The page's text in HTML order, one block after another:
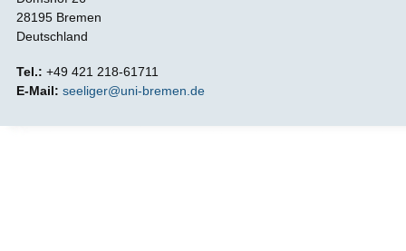
28195 Bremen
Deutschland
Tel.: +49 421 218-61711
E-Mail: seeliger@uni-bremen.de